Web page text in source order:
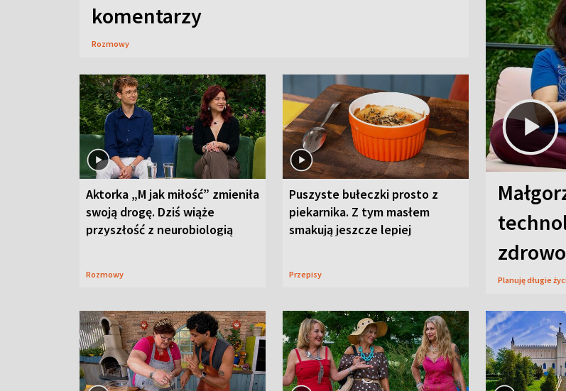
komentarzy
Rozmowy
Aktorka „M jak miłość” zmieniła
swoją drogę. Dziś wiąże
przyszłość z neurobiologią
Rozmowy
Puszyste bułeczki prosto z
piekarnika. Z tym masłem
smakują jeszcze lepiej
Przepisy
Planuję długie